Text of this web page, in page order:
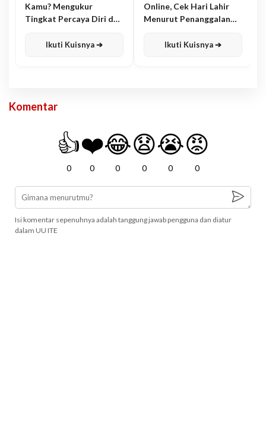
Kamu? Mengukur
Tingkat Percaya Diri dan
Ikuti Kuisnya ➔
Online, Cek Hari Lahir
Menurut Penanggalan
Ikuti Kuisnya ➔
Komentar
👍
0
❤️
0
😂
0
😧
0
😭
0
😡
0
Isi komentar sepenuhnya adalah tanggung jawab pengguna dan diatur
dalam UU ITE